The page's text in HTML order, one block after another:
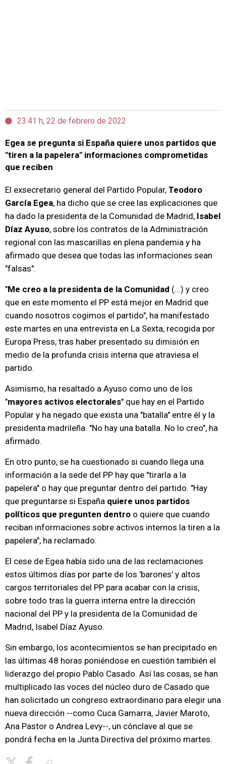
23:41 h, 22 de febrero de 2022
Egea se pregunta si España quiere unos partidos que
"tiren a la papelera" informaciones comprometidas
que reciben
El exsecretario general del Partido Popular, Teodoro
García Egea, ha dicho que se cree las explicaciones que
ha dado la presidenta de la Comunidad de Madrid, Isabel
Díaz Ayuso, sobre los contratos de la Administración
regional con las mascarillas en plena pandemia y ha
afirmado que desea que todas las informaciones sean
"falsas".
"Me creo a la presidenta de la Comunidad (...) y creo
que en este momento el PP está mejor en Madrid que
cuando nosotros cogimos el partido", ha manifestado
este martes en una entrevista en La Sexta, recogida por
Europa Press, tras haber presentado su dimisión en
medio de la profunda crisis interna que atraviesa el
partido.
Asimismo, ha resaltado a Ayuso como uno de los
"mayores activos electorales" que hay en el Partido
Popular y ha negado que exista una "batalla" entre él y la
presidenta madrileña. "No hay una batalla. No lo creo", ha
afirmado.
En otro punto, se ha cuestionado si cuando llega una
información a la sede del PP hay que "tirarla a la
papelera" o hay que preguntar dentro del partido. "Hay
que preguntarse si España quiere unos partidos
políticos que pregunten dentro o quiere que cuando
reciban informaciones sobre activos internos la tiren a la
papelera", ha reclamado.
El cese de Egea había sido una de las reclamaciones
estos últimos días por parte de los 'barones' y altos
cargos territoriales del PP para acabar con la crisis,
sobre todo tras la guerra interna entre la dirección
nacional del PP y la presidenta de la Comunidad de
Madrid, Isabel Díaz Ayuso.
Sin embargo, los acontecimientos se han precipitado en
las últimas 48 horas poniéndose en cuestión también el
liderazgo del propio Pablo Casado. Así las cosas, se han
multiplicado las voces del núcleo duro de Casado que
han solicitado un congreso extraordinario para elegir una
nueva dirección --como Cuca Gamarra, Javier Maroto,
Ana Pastor o Andrea Levy--, un cónclave al que se
pondrá fecha en la Junta Directiva del próximo martes.